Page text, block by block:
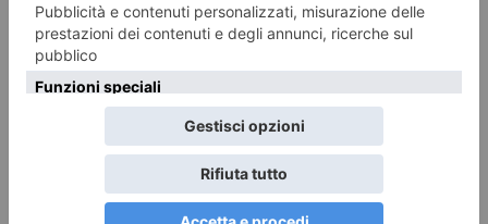
5 AGOSTO 2026
Due nuove sale, tutte da vedere, alla Palazzina di Stupinigi